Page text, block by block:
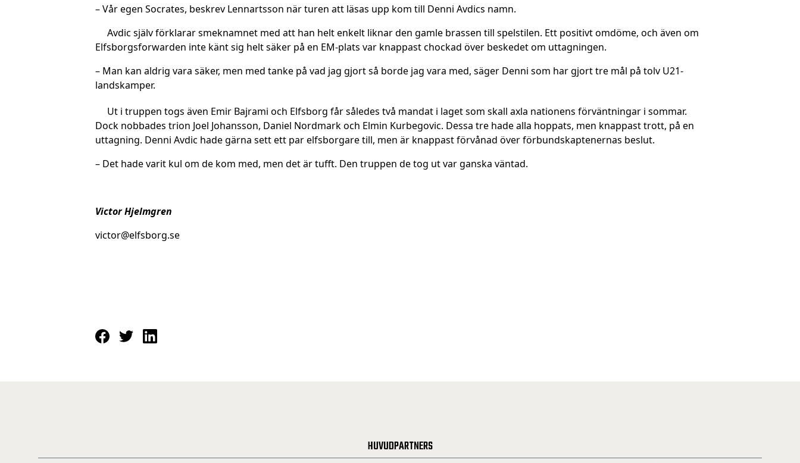
– Vår egen Socrates, beskrev Lennartsson när turen att läsas upp kom till Denni Avdics namn.
Avdic själv förklarar smeknamnet med att han helt enkelt liknar den gamle brassen till spelstilen. Ett positivt omdöme, och även om
Elfsborgsforwarden inte känt sig helt säker på en EM-plats var knappast chockad över beskedet om uttagningen.
– Man kan aldrig vara säker, men med tanke på vad jag gjort så borde jag vara med, säger Denni som har gjort tre mål på tolv U21-
landskamper.
Ut i truppen togs även Emir Bajrami och Elfsborg får således två mandat i laget som skall axla nationens förväntningar i sommar.
Dock nobbades trion Joel Johansson, Daniel Nordmark och Elmin Kurbegovic. Dessa tre hade alla hoppats, men knappast trott, på en
uttagning. Denni Avdic hade gärna sett ett par elfsborgare till, men är knappast förvånad över förbundskaptenernas beslut.
– Det hade varit kul om de kom med, men det är tufft. Den truppen de tog ut var ganska väntad.
Victor Hjelmgren
victor@elfsborg.se
HUVUDPARTNERS